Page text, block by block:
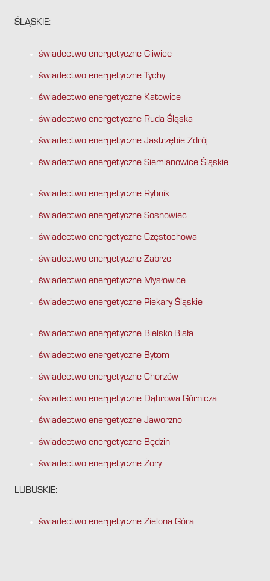
ŚLĄSKIE:
świadectwo energetyczne Gliwice
świadectwo energetyczne Tychy
świadectwo energetyczne Katowice
świadectwo energetyczne Ruda Śląska
świadectwo energetyczne Jastrzębie Zdrój
świadectwo energetyczne Siemianowice Śląskie
świadectwo energetyczne Rybnik
świadectwo energetyczne Sosnowiec
świadectwo energetyczne Częstochowa
świadectwo energetyczne Zabrze
świadectwo energetyczne Mysłowice
świadectwo energetyczne Piekary Śląskie
świadectwo energetyczne Bielsko-Biała
świadectwo energetyczne Bytom
świadectwo energetyczne Chorzów
świadectwo energetyczne Dąbrowa Górnicza
świadectwo energetyczne Jaworzno
świadectwo energetyczne Będzin
świadectwo energetyczne Żory
LUBUSKIE:
świadectwo energetyczne Zielona Góra